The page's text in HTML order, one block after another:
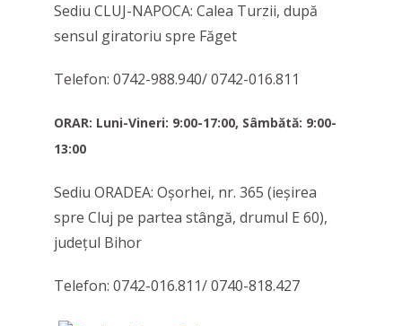
Sediu CLUJ-NAPOCA: Calea Turzii, după
sensul giratoriu spre Făget
Telefon: 0742-988.940/ 0742-016.811
ORAR: Luni-Vineri: 9:00-17:00, Sâmbătă: 9:00-
13:00
Sediu ORADEA: Oşorhei, nr. 365 (ieșirea
spre Cluj pe partea stângă, drumul E 60),
judeţul Bihor
Telefon: 0742-016.811/ 0740-818.427